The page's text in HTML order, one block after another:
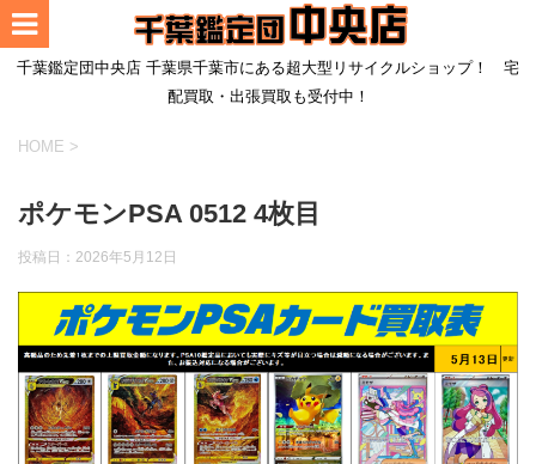
千葉鑑定団中央店 千葉県千葉市にある超大型リサイクルショップ！ 宅
配買取・出張買取も受付中！
HOME >
ポケモンPSA 0512 4枚目
投稿日： 2026年5月12日